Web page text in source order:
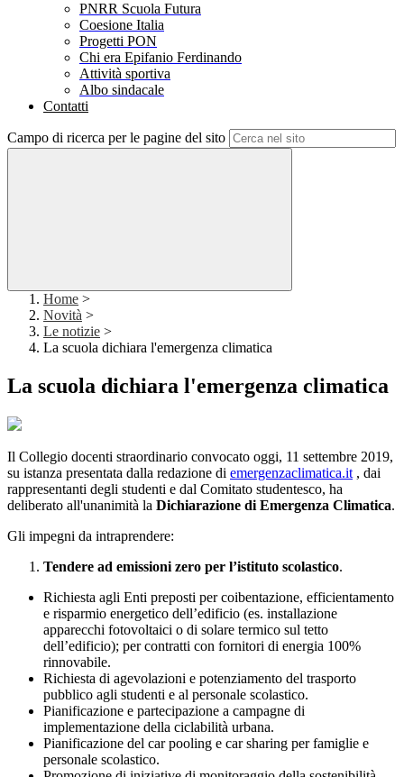
PNRR Scuola Futura
Coesione Italia
Progetti PON
Chi era Epifanio Ferdinando
Attività sportiva
Albo sindacale
Contatti
Campo di ricerca per le pagine del sito
Home >
Novità >
Le notizie >
La scuola dichiara l'emergenza climatica
La scuola dichiara l'emergenza climatica
Il Collegio docenti straordinario convocato oggi, 11 settembre 2019,
su istanza presentata dalla redazione di emergenzaclimatica.it , dai
rappresentanti degli studenti e dal Comitato studentesco, ha
deliberato all'unanimità la Dichiarazione di Emergenza Climatica.
Gli impegni da intraprendere:
Tendere ad emissioni zero per l’istituto scolastico.
Richiesta agli Enti preposti per coibentazione, efficientamento
e risparmio energetico dell’edificio (es. installazione
apparecchi fotovoltaici o di solare termico sul tetto
dell’edificio); per contratti con fornitori di energia 100%
rinnovabile.
Richiesta di agevolazioni e potenziamento del trasporto
pubblico agli studenti e al personale scolastico.
Pianificazione e partecipazione a campagne di
implementazione della ciclabilità urbana.
Pianificazione del car pooling e car sharing per famiglie e
personale scolastico.